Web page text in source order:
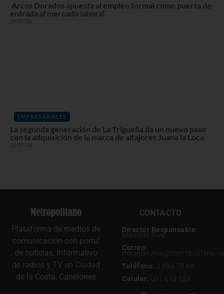
Arcos Dorados apuesta al empleo formal como puerta de
entrada al mercado laboral
29/07/26
EMPRESARIALES
La segunda generación de La Trigueña da un nuevo paso
con la adquisición de la marca de alfajores Juana la Loca
21/07/26
Plataforma de medios de
comunicación con portal
de noticias, Informativo
de radios y TV en Ciudad
de la Costa, Canelones
CONTACTO
Director Responsable:
Mauricio Riva
Correo:
mauricio.riva@metropolitano.uy
Teléfono: 2 698 78 66
Celular: 091 673 129